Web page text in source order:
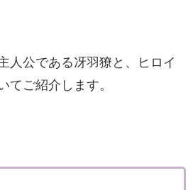
人公である冴羽獠と、ヒロイ
てご紹介します。